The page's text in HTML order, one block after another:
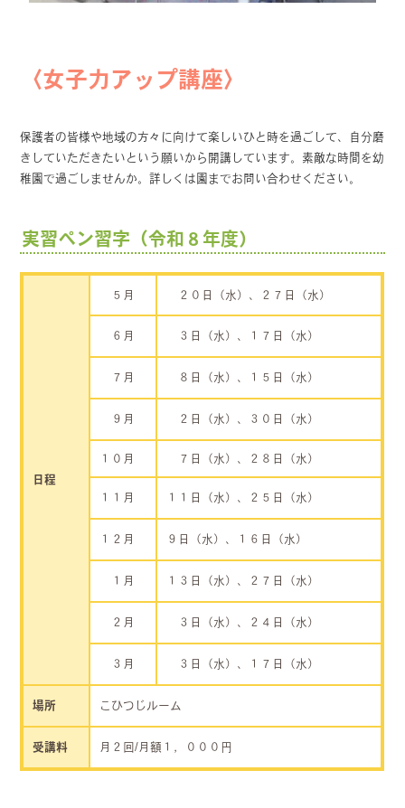
〈女子力アップ講座〉
保護者の皆様や地域の方々に向けて楽しいひと時を過ごして、自分磨
きしていただきたいという願いから開講しています。素敵な時間を幼
稚園で過ごしませんか。詳しくは園までお問い合わせください。
実習ペン習字（令和８年度）
日程
５月 ２０日（水）、２７日（水）
６月 ３日（水）、１７日（水）
７月 ８日（水）、１５日（水）
９月 ２日（水）、３０日（水）
１０月 ７日（水）、２８日（水）
１１月 １１日（水）、２５日（水）
１２月 ９日（水）、１６日（水）
１月 １３日（水）、２７日（水）
２月 ３日（水）、２４日（水）
３月 ３日（水）、１７日（水）
場所 こひつじルーム
受講料 月２回/月額１，０００円